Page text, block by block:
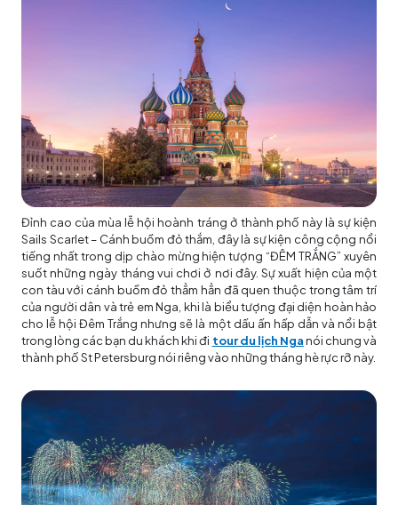
Đỉnh cao của mùa lễ hội hoành tráng ở thành phố này là sự kiện
Sails Scarlet – Cánh buồm đỏ thắm, đây là sự kiện công cộng nổi
tiếng nhất trong dịp chào mừng hiện tượng “ĐÊM TRẮNG” xuyên
suốt những ngày tháng vui chơi ở nơi đây. Sự xuất hiện của một
con tàu với cánh buồm đỏ thẳm hẳn đã quen thuộc trong tâm trí
của người dân và trẻ em Nga, khi là biểu tượng đại diện hoàn hảo
cho lễ hội Đêm Trắng nhưng sẽ là một dấu ấn hấp dẫn và nổi bật
trong lòng các bạn du khách khi đi tour du lịch Nganói chung và
thành phố St Petersburg nói riêng vào những tháng hè rực rỡ này.